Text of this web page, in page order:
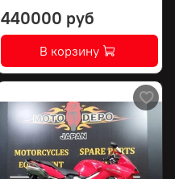
440000 руб
В корзину